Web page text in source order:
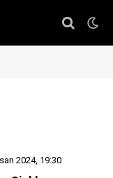
2024, 19:30